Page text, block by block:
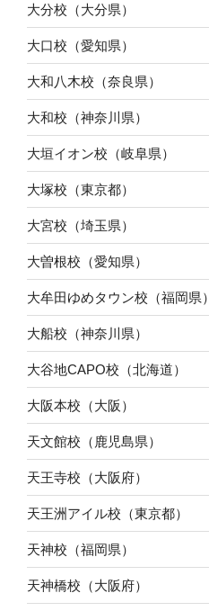
大分校（大分県）
大口校（愛知県）
大和八木校（奈良県）
大和校（神奈川県）
大垣イオン校（岐阜県）
大塚校（東京都）
大宮校（埼玉県）
大曽根校（愛知県）
大牟田ゆめタウン校（福岡県）
大船校（神奈川県）
大谷地CAPO校（北海道）
大阪本校（大阪）
天文館校（鹿児島県）
天王寺校（大阪府）
天王洲アイル校（東京都）
天神校（福岡県）
天神橋校（大阪府）